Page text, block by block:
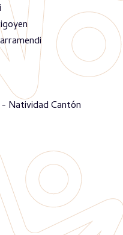
Natividad Cantón